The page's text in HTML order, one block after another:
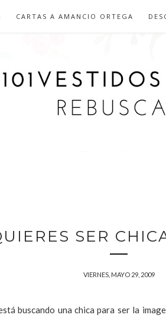
CARTAS A AMANCIO ORTEGA
SER
VIERNES, MAYO 29, 2009
buscando una chica para ser la